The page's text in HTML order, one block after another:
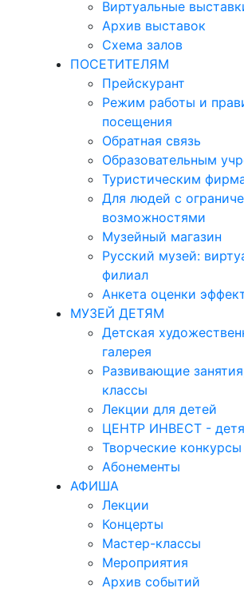
Виртуальные
Архив выставок
Схема залов
ПОСЕТИТЕЛЯМ
Прейскурант
Режим работы и
посещения
Обратная связь
Образовательным
Туристическим
Для людей с
возможностями
Музейный магазин
Русский музей:
филиал
Анкета оценки
МУЗЕЙ ДЕТЯМ
Детская
галерея
Развивающие
классы
Лекции для детей
ЦЕНТР ИНВЕСТ -
Творческие конкурсы
Абонементы
АФИША
Лекции
Концерты
Мастер-классы
Мероприятия
Архив событий